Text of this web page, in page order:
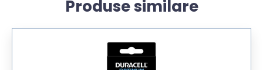
Produse similare